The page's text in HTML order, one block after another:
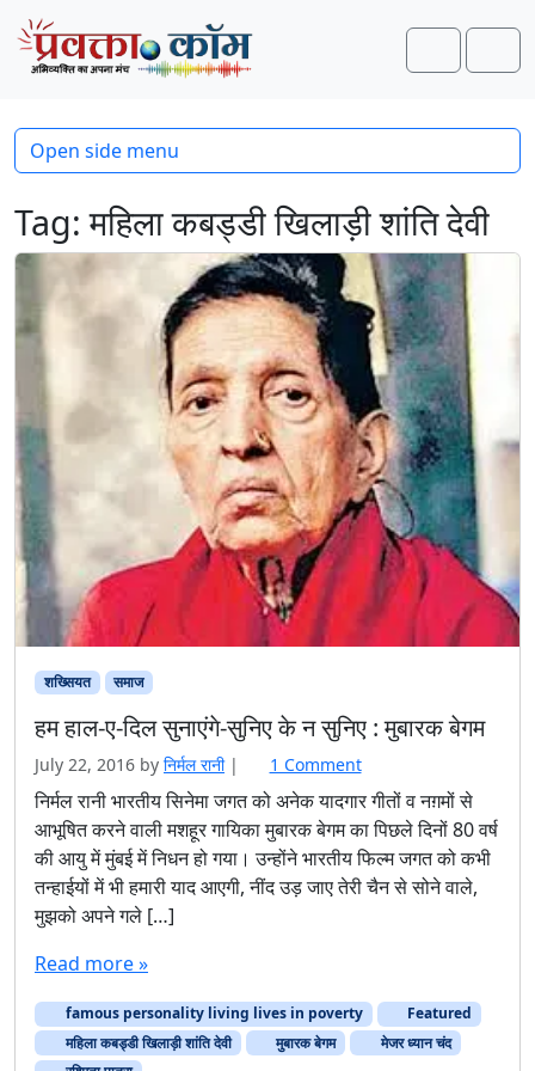
Skip to content
Skip to footer
Search
Tag:महिला कबड्डी खिलाड़ी शांति देवी
शख्सियत समाज
हम हाल-ए-दिल सुनाएंगे-सुनिए के न सुनिए : मुबारक बेगम
July 22, 2016 by निर्मल रानी | 1 Commento
ह
म
हा
ल
ल
निर्मल रानी भारतीय सिनेमा जगत को अनेक यादगार गीतों व नग़मों से
आभूषित करने वाली मशहूर गायिका मुबारक बेगम का पिछले दिनों 80 वर्ष
की आयु में मुंबई में निधन हो गया। उन्होंने भारतीय फिल्म जगत को कभी
तन्हाईयों में भी हमारी याद आएगी, नींद उड़ जाए तेरी चैन से सोने वाले,
मुझको अपने गले […]
Read more »
famous personality living lives in poverty
Featured
महिला कबड्डी खिलाड़ी शांति देवी
मुबारक बेगम
मेजर ध्यान चंद
Open side menu